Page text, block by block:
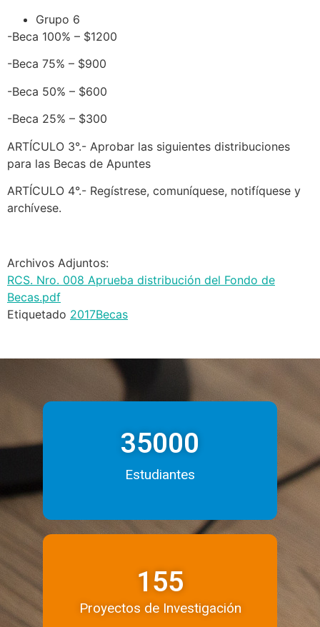
Grupo 6
-Beca 100% – $1200
-Beca 75% – $900
-Beca 50% – $600
-Beca 25% – $300
ARTÍCULO 3°.- Aprobar las siguientes distribuciones
para las Becas de Apuntes
ARTÍCULO 4°.- Regístrese, comuníquese, notifíquese y
archívese.
Archivos Adjuntos:
RCS. Nro. 008 Aprueba distribución del Fondo de
Becas.pdf
Etiquetado 2017Becas
35000
Estudiantes
155
Proyectos de Investigación